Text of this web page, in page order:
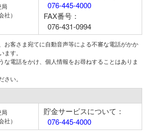
社）
076-445-4000
FAX番号：
076-431-0994
お客さま宛てに自動音声等による不審な電話がかか
す。
な電話をかけ、個人情報をお尋ねすることはありま
さい。
社）
貯金サービスについて：
076-445-4000